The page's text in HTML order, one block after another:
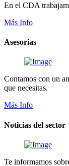
En el CDA
Más Info
Asesorias
Contamos con un
que necesitas.
Más Info
Noticias del sector
Te informamos